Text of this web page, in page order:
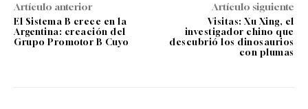
Artículo anterior
El Sistema B crece en la
Argentina: creación del
Grupo Promotor B Cuyo
Artículo siguiente
Visitas: Xu Xing, el
investigador chino que
descubrió los dinosaurios
con plumas